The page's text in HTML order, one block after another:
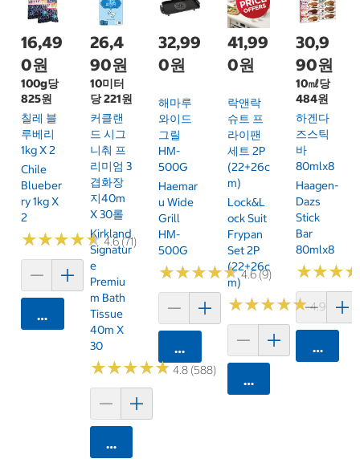
16,49
0원
100g당
825원
칠레 블
루베리
1kg X 2
Chile
Blueber
Ry 1kg X
2
★★★★★
★★★★★4.6 (71)
카트에 담기
26,4
90원
10미터
당 221원
커클랜
드 시그
니춰 프
리미엄 3
겹화장
지40m
X 30롤
Kirkland
Signatur
E
Premiu
M Bath
Tissue
40m X
30
★★★★★
★★★★★4.8 (588)
카트에 담기
32,99
0원
해마루
와이드
그릴
HM-
500G
Haemar
U Wide
Grill
HM-
500G
★★★★★
★★★★★4.6 (9)
카트에 담기
41,99
0원
락앤락
슈트 프
라이팬
세트 2P
(22+26c
M)
Lock&L
Ock Suit
Frypan
Set 2P
(22+26c
M)
★★★★★
★★★★★4.9 (8)
카트에 담기
30,9
90원
10㎖당
484원
하겐다
즈스틱
바
80mlx8
Haagen-
Dazs
Stick
Bar
80mlx8
★★★
★★★
카트에